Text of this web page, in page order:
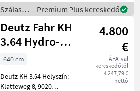
Kreiselgetriebe nicht in die
Tragfähigkeit integriert. -
War
Szálastakarmány
betakarítók
/ Deutz
Fahr
Premium Plus kereskedő
Deutz Fahr KH
3.64 Hydro-
Super
4.800
€
ÁFA-val
kereskedőtől
4.247,79 €
nettó
640 cm
Deutz KH 3.64 Helyszín:
Klatteweg 8, 9020